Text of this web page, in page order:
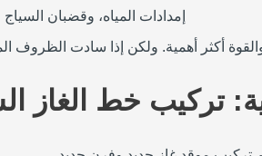
إمدادات المياه، وقضبان السياج
أكثر أهمية. ولكن إذا سادت الظروف